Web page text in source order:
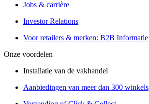
Jobs & carrière
Investor Relations
Voor retailers & merken: B2B Informatie
Onze voordelen
Installatie van de vakhandel
Aanbiedingen van meer dan 300 winkels